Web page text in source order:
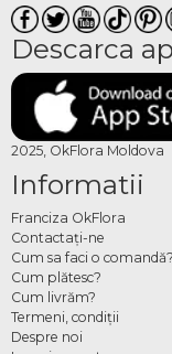
Descarca
2025, OkFlora Moldova
Informatii
Franciza OkFlora
Contactaţi-ne
Cum sa faci o comandă?
Cum plătesc?
Cum livrăm?
Termeni, condiţii
Despre noi